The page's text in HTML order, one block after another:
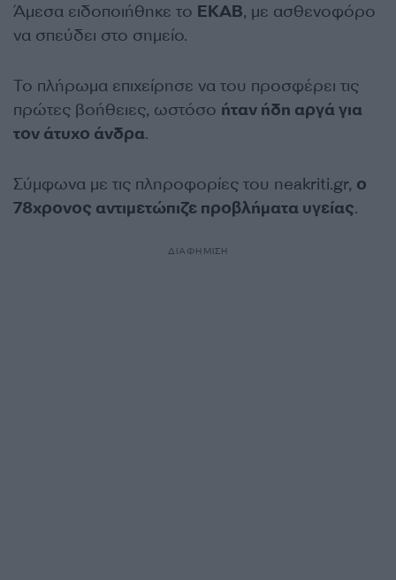
Άμεσα ειδοποιήθηκε το ΕΚΑΒ, με ασθενοφόρο
να σπεύδει στο σημείο.
Το πλήρωμα επιχείρησε να του προσφέρει τις
πρώτες βοήθειες, ωστόσο ήταν ήδη αργά για
τον άτυχο άνδρα.
Σύμφωνα με τις πληροφορίες του neakriti.gr, ο
78χρονος αντιμετώπιζε προβλήματα υγείας.
ΔΙΑΦΗΜΙΣΗ